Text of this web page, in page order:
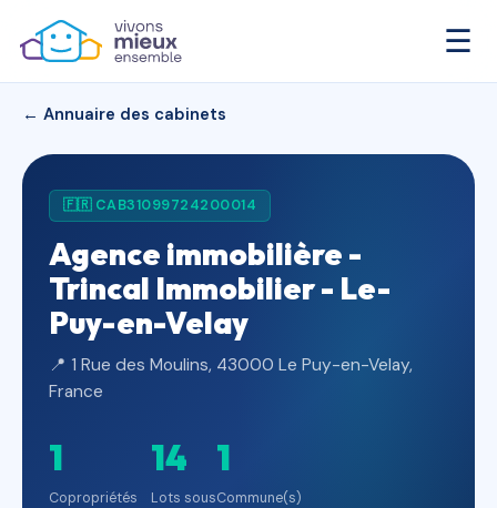
☰
← Annuaire des cabinets
🇫🇷 CAB31099724200014
Agence immobilière -
Trincal Immobilier - Le-
Puy-en-Velay
📍 1 Rue des Moulins, 43000 Le Puy-en-Velay,
France
1
Copropriétés
14
Lots sous
1
Commune(s)